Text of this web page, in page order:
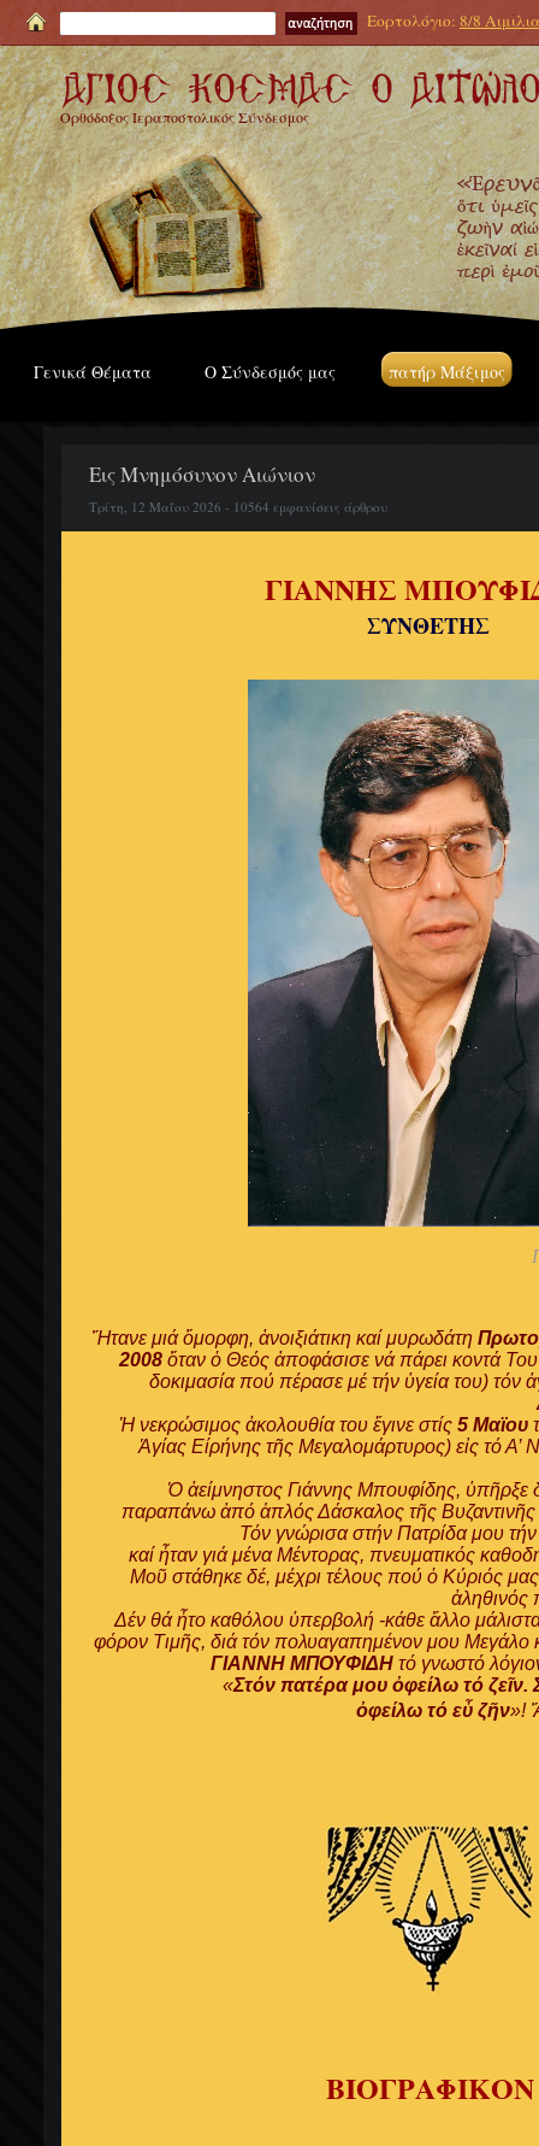
Εορτολόγιο: 8/8
Ορθόδοξος Ιεραποστολικός Σύνδεσμος
Γενικά Θέματα Ο Σύνδεσμός μας πατήρ Μάξιμος
Εις Μνημόσυνον Αιώνιον
Τρίτη, 12 Μαΐου 2026 - 10564 εμφανίσεις άρθρου
ΓΙΑΝΝΗΣ
ΣΥΝΘΕΤΗΣ
Ἤτανε μιά ὄμορφη, ἀνοιξιάτικη καί μυρωδάτη
2008 ὅταν ὁ Θεός ἀποφάσισε νά πάρει κοντά
δοκιμασία πού πέρασε μέ τήν ὑγεία του) τόν
Ἡ νεκρώσιμος ἀκολουθία του ἔγινε στίς 5 Μαϊου
Ἁγίας Είρήνης τῆς Μεγαλομάρτυρος) εἰς τό
Ὁ ἀείμνηστος Γιάννης Μπουφίδης, ὑπῆρξε
παραπάνω ἀπό ἁπλός Δάσκαλος τῆς
Τόν γνώρισα στήν Πατρίδα μου
καί ἦταν γιά μένα Μέντορας, πνευματικός
Μοῦ στάθηκε δέ, μέχρι τέλους πού ὁ Κύριός
ἀληθινός
Δέν θά ἦτο καθόλου ὑπερβολή -κάθε ἄλλο
φόρον Τιμῆς, διά τόν πολυαγαπημένον μου Μεγάλο
ΓΙΑΝΝΗ ΜΠΟΥΦΙΔΗ τό γνωστό
«Στόν πατέρα μου ὀφείλω τό
ὀφείλω τό εὖ ζῆν»!
ΒΙΟΓΡΑΦΙΚΟΝ